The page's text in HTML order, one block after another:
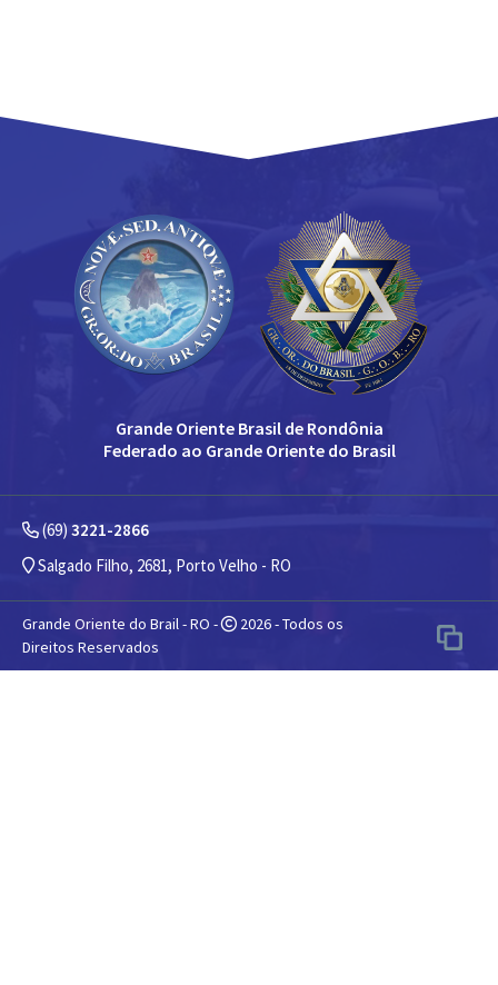
Grande Oriente Brasil de Rondônia
Federado ao Grande Oriente do Brasil
(69) 3221-2866
Salgado Filho, 2681, Porto Velho - RO
Grande Oriente do Brail - RO -
2026 - Todos os
Direitos Reservados